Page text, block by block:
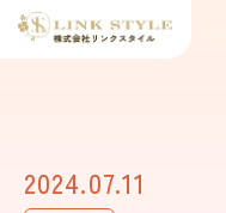
2024.07.11